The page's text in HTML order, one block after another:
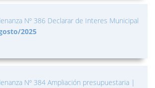
Nº 386 Declarar de Interes Municipal
2025
Nº 384 Ampliación presupuestaria |